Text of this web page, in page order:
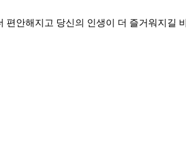
안해지고 당신의 인생이 더 즐거워지길